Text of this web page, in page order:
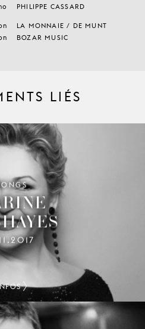
PHILIPPE CASSARD
LA MONNAIE / DE MUNT
BOZAR MUSIC
LIÉS